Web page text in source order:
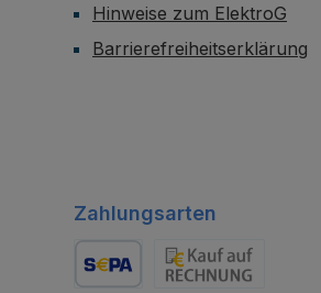
Hinweise zum ElektroG
Barrierefreiheitserklärung
Zahlungsarten